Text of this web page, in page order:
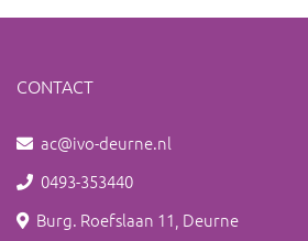
CONTACT
ac@ivo-deurne.nl
0493-353440
Burg. Roefslaan 11, Deurne